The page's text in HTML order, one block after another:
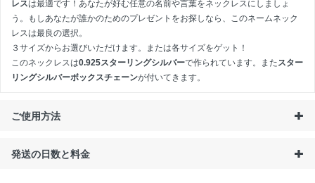
レスは最適です！あなたが好む任意の名前や言葉をネックレスにしましょ
う。もしあなたが誰かのためのプレゼントをお探しなら、このネームネック
レスは最良の選択。
３サイズからお選びいただけます。または各サイズをゲット！
このネックレスは0.925スターリングシルバーで作られています。またスター
リングシルバーボックスチェーンが付いてきます。
ご使用方法
発送の日数と料金